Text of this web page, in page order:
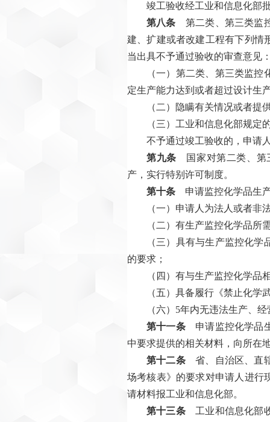
竣工验收经工业和信息化部
第八条 第二类、第三类监
建、扩建或者改建工程有下列情
当出具不予通过验收的审查意见
（一）第二类、第三类监
定生产能力达到或者超过设计生
（二）隐瞒有关情况或者提
（三）工业和信息化部规定
不予通过竣工验收的，申请
第九条 国家对第二类、第
产，实行特别许可制度。
第十条 申请监控化学品生
（一）申请人为法人或者非
（二）有生产监控化学品所
（三）具有与生产监控化
的要求；
（四）有与生产监控化学品
（五）具备履行《禁止化学
（六）5年内无违法生产、
第十一条申请监控化学品生
中要求提供的相关材料，向所在
第十二条省、自治区、直辖
场考核表》的要求对申请人进行
请材料报工业和信息化部。
第十三条工业和信息化部收